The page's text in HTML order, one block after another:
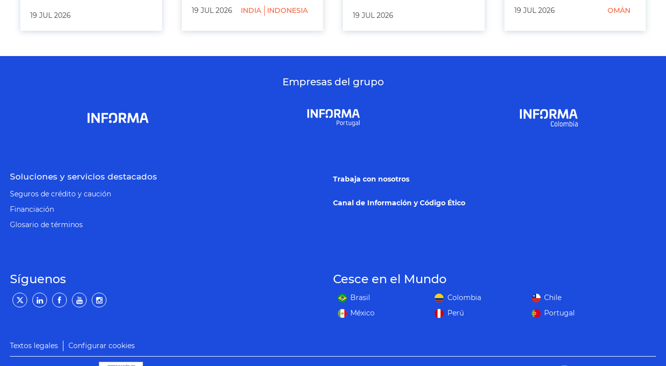
19 JUL 2026
19 JUL 2026 INDIA INDONESIA
19 JUL 2026
19 JUL 2026 OMÁN
Empresas del grupo
Soluciones y servicios destacados
Seguros de crédito y caución
Financiación
Glosario de términos
Trabaja con nosotros
Canal de Información y Código Ético
Síguenos Cesce en el Mundo
Brasil Colombia
Chile
México
Perú Portugal
Textos legales Configurar cookies